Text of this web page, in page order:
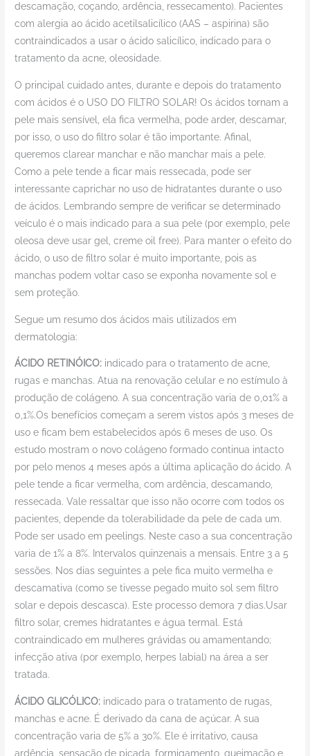
descamação, coçando, ardência, ressecamento). Pacientes
com alergia ao ácido acetilsalicílico (AAS – aspirina) são
contraindicados a usar o ácido salicílico, indicado para o
tratamento da acne, oleosidade.
O principal cuidado antes, durante e depois do tratamento
com ácidos é o USO DO FILTRO SOLAR! Os ácidos tornam a
pele mais sensível, ela fica vermelha, pode arder, descamar,
por isso, o uso do filtro solar é tão importante. Afinal,
queremos clarear manchar e não manchar mais a pele.
Como a pele tende a ficar mais ressecada, pode ser
interessante caprichar no uso de hidratantes durante o uso
de ácidos. Lembrando sempre de verificar se determinado
veículo é o mais indicado para a sua pele (por exemplo, pele
oleosa deve usar gel, creme oil free). Para manter o efeito do
ácido, o uso de filtro solar é muito importante, pois as
manchas podem voltar caso se exponha novamente sol e
sem proteção.
Segue um resumo dos ácidos mais utilizados em
dermatologia:
ÁCIDO RETINÓICO: indicado para o tratamento de acne,
rugas e manchas. Atua na renovação celular e no estímulo à
produção de colágeno. A sua concentração varia de 0,01% a
0,1%.Os benefícios começam a serem vistos após 3 meses de
uso e ficam bem estabelecidos após 6 meses de uso. Os
estudo mostram o novo colágeno formado continua intacto
por pelo menos 4 meses após a última aplicação do ácido. A
pele tende a ficar vermelha, com ardência, descamando,
ressecada. Vale ressaltar que isso não ocorre com todos os
pacientes, depende da tolerabilidade da pele de cada um.
Pode ser usado em peelings. Neste caso a sua concentração
varia de 1% a 8%. Intervalos quinzenais a mensais. Entre 3 a 5
sessões. Nos dias seguintes a pele fica muito vermelha e
descamativa (como se tivesse pegado muito sol sem filtro
solar e depois descasca). Este processo demora 7 dias.Usar
filtro solar, cremes hidratantes e água termal. Está
contraindicado em mulheres grávidas ou amamentando;
infecção ativa (por exemplo, herpes labial) na área a ser
tratada.
ÁCIDO GLICÓLICO: indicado para o tratamento de rugas,
manchas e acne. É derivado da cana de açúcar. A sua
concentração varia de 5% a 30%. Ele é irritativo, causa
ardência, sensação de picada, formigamento, queimação e